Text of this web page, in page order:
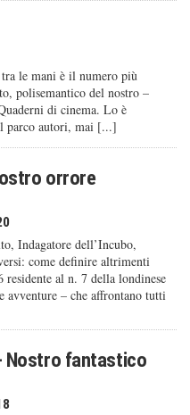
le mani è il numero più
polisemantico del nostro –
di cinema. Lo è
parco autori, mai [...]
orrore
Indagatore dell’Incubo,
come definire altrimenti
al n. 7 della londinese
avventure – che affrontano tutti
Nostro fantastico